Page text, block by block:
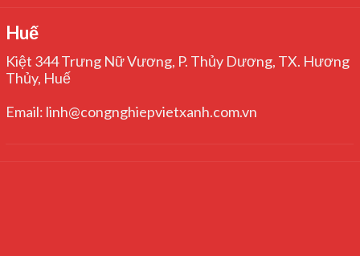
Huế
Kiệt 344 Trưng Nữ Vương, P. Thủy Dương, TX. Hương
Thủy, Huế
Email: linh@congnghiepvietxanh.com.vn